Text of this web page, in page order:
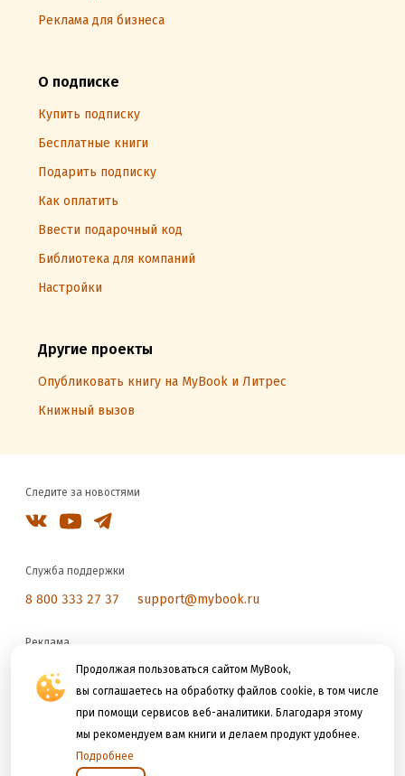
Продолжая пользоваться сайтом MyBook,
вы соглашаетесь на обработку файлов cookie, в том числе
при помощи сервисов веб-аналитики. Благодаря этому
мы рекомендуем вам книги и делаем продукт удобнее.
Подробнее
Реклама для бизнеса
О подписке
Купить подписку
Бесплатные книги
Подарить подписку
Как оплатить
Ввести подарочный код
Библиотека для компаний
Настройки
Другие проекты
Опубликовать книгу на MyBook и Литрес
Книжный вызов
Следите за новостями
Служба поддержки
8 800 333 27 37 support@mybook.ru
Реклама
reklama@litres.ru
Мы принимаем к оплате